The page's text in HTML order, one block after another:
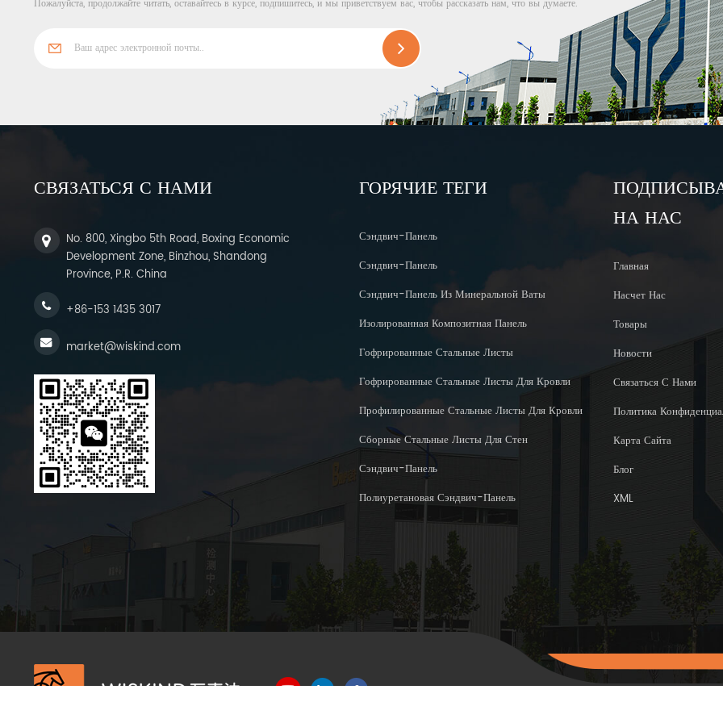
Пожалуйста, продолжайте читать, оставайтесь в курсе, подпишитесь, и мы приветствуем вас, чтобы рассказать нам, что вы думаете.
СВЯЗАТЬСЯ С НАМИ
No. 800, Xingbo 5th Road, Boxing Economic
Development Zone, Binzhou, Shandong
Province, P.R. China
+86-153 1435 3017
market@wiskind.com
ГОРЯЧИЕ ТЕГИ
Сэндвич-Панель
Сэндвич-Панель
Сэндвич-Панель Из Минеральной Ваты
Изолированная Композитная Панель
Гофрированные Стальные Листы
Гофрированные Стальные Листы Для Кровли
Профилированные Стальные Листы Для Кровли
Сборные Стальные Листы Для Стен
Сэндвич-Панель
Полиуретановая Сэндвич-Панель
НА НАС
Главная
Насчет Нас
Товары
Новости
Связаться С Нами
Политика
Карта Сайта
Блог
XML